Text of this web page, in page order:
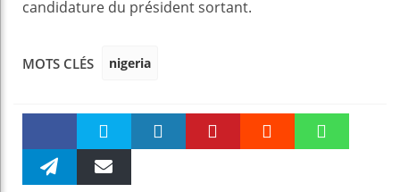
candidature du président sortant.
MOTS CLÉS nigeria
Faceboo Twitter